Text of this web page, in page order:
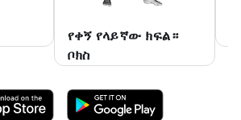
የቀኝ የላይኛው ክፍል።
ቦክስ